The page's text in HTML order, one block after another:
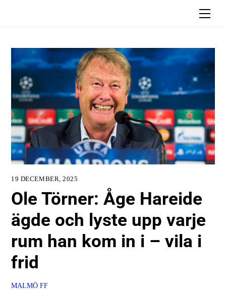
19 DECEMBER, 2025
Ole Törner: Åge Hareide
ägde och lyste upp varje
rum han kom in i – vila i
frid
MALMÖ FF